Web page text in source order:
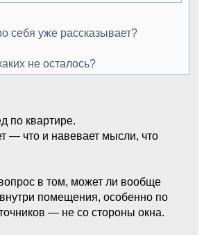
себя уже рассказывает?
не осталось?
по квартире.
— что и навевает мысли, что
в том, может ли вообще
помещения, особенно по
— не со стороны окна.